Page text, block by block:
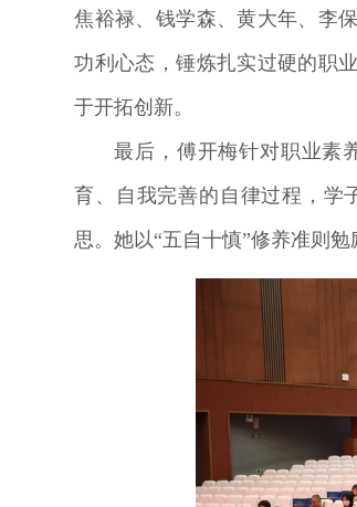
焦裕禄、钱学森、黄大年、李
功利心态，锤炼扎实过硬的职
于开拓创新。
最后，傅开梅针对职业素
育、自我完善的自律过程，学
思。她以“五自十慎”修养准则